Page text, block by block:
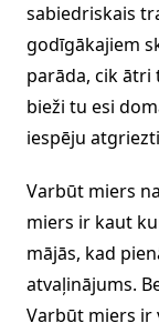
sabiedriskais
godīgākajiem
parāda, cik ātri
bieži tu esi
iespēju
Varbūt miers
miers ir kaut
mājās, kad
atvaļinājums.
Varbūt miers ir